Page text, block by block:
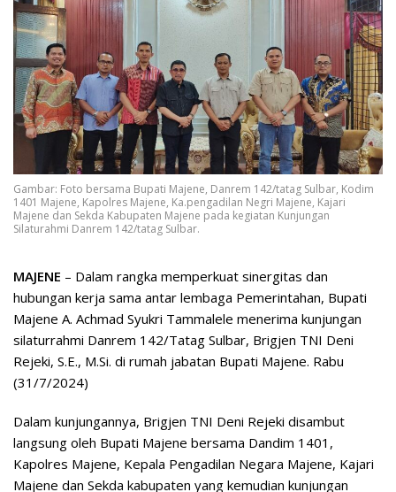
Gambar: Foto bersama Bupati Majene, Danrem 142/tatag Sulbar, Kodim
1401 Majene, Kapolres Majene, Ka.pengadilan Negri Majene, Kajari
Majene dan Sekda Kabupaten Majene pada kegiatan Kunjungan
Silaturahmi Danrem 142/tatag Sulbar.
MAJENE – Dalam rangka memperkuat sinergitas dan
hubungan kerja sama antar lembaga Pemerintahan, Bupati
Majene A. Achmad Syukri Tammalele menerima kunjungan
silaturrahmi Danrem 142/Tatag Sulbar, Brigjen TNI Deni
Rejeki, S.E., M.Si. di rumah jabatan Bupati Majene. Rabu
(31/7/2024)
Dalam kunjungannya, Brigjen TNI Deni Rejeki disambut
langsung oleh Bupati Majene bersama Dandim 1401,
Kapolres Majene, Kepala Pengadilan Negara Majene, Kajari
Majene dan Sekda kabupaten yang kemudian kunjungan